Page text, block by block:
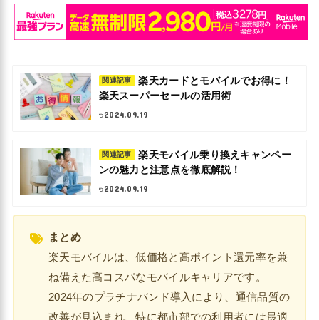
関連記事
楽天カードとモバイルでお得に！
楽天スーパーセールの活用術
2024.09.19
関連記事
楽天モバイル乗り換えキャンペー
ンの魅力と注意点を徹底解説！
2024.09.19
まとめ
楽天モバイルは、低価格と高ポイント還元率を兼
ね備えた高コスパなモバイルキャリアです。
2024年のプラチナバンド導入により、通信品質の
改善が見込まれ、特に都市部での利用者には最適